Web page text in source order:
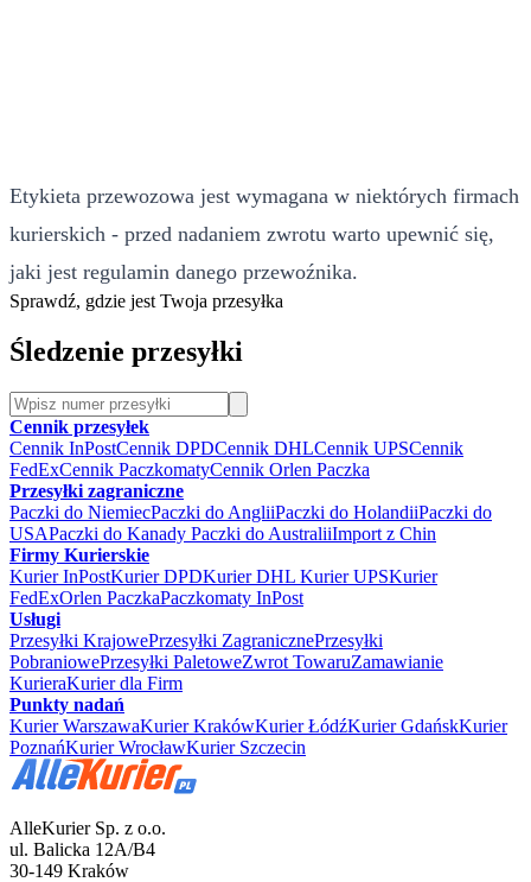
Etykieta przewozowa jest wymagana w niektórych firmach
kurierskich - przed nadaniem zwrotu warto upewnić się,
jaki jest regulamin danego przewoźnika.
Sprawdź, gdzie jest Twoja przesyłka
Śledzenie przesyłki
Cennik przesyłek
Cennik InPostCennik DPDCennik DHLCennik UPSCennik
FedExCennik PaczkomatyCennik Orlen Paczka
Przesyłki zagraniczne
Paczki do NiemiecPaczki do AngliiPaczki do HolandiiPaczki do
USAPaczki do Kanady Paczki do AustraliiImport z Chin
Firmy Kurierskie
Kurier InPostKurier DPDKurier DHL Kurier UPSKurier
FedExOrlen PaczkaPaczkomaty InPost
Usługi
Przesyłki KrajowePrzesyłki ZagranicznePrzesyłki
PobraniowePrzesyłki PaletoweZwrot TowaruZamawianie
KurieraKurier dla Firm
Punkty nadań
Kurier WarszawaKurier KrakówKurier ŁódźKurier GdańskKurier
PoznańKurier WrocławKurier Szczecin
AlleKurier Sp. z o.o.
ul. Balicka 12A/B4
30-149 Kraków